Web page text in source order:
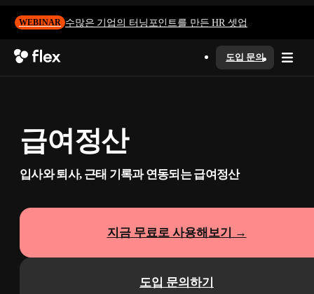
WEBINAR 수많은 기업의 터닝포인트를 만든 HR 셋업
도입 문의
급여정산
입사와 퇴사, 근태 기록과 연동되는 급여정산
지금 무료로 사용해보기 →
도입 문의하기